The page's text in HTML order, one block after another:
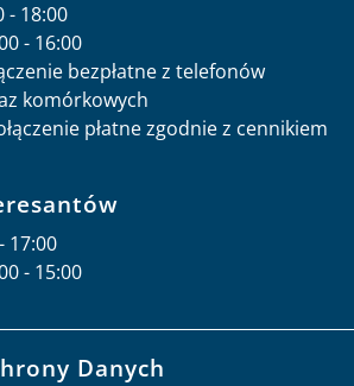
- 18:00
- 16:00
bezpłatne z telefonów
komórkowych
płatne zgodnie z cennikiem
17:00
- 15:00
Danych